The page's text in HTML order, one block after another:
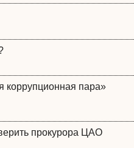
коррупционная пара»
прокурора ЦАО